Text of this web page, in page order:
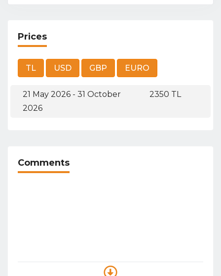
Prices
21 May 2026 - 31 October
2026
2350 TL
Comments